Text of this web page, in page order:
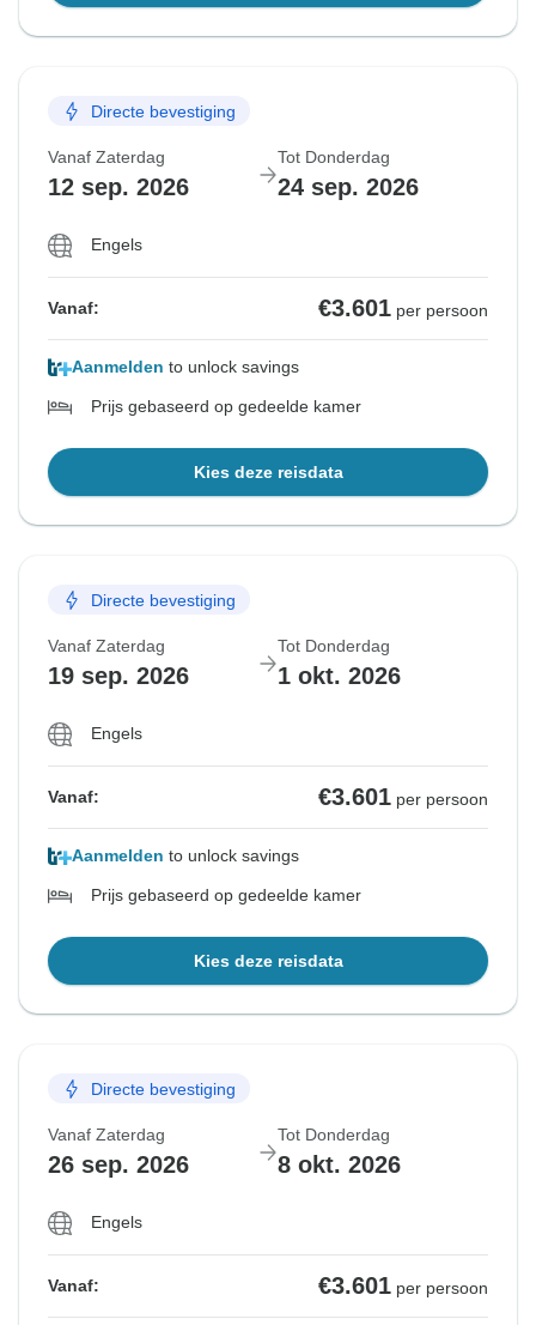
Directe bevestiging
Vanaf Zaterdag
12 sep. 2026
Tot Donderdag
24 sep. 2026
Engels
Vanaf: €3.601 per persoon
Aanmelden to unlock savings
Prijs gebaseerd op gedeelde kamer
Kies deze reisdata
Directe bevestiging
Vanaf Zaterdag
19 sep. 2026
Tot Donderdag
1 okt. 2026
Engels
Vanaf: €3.601 per persoon
Aanmelden to unlock savings
Prijs gebaseerd op gedeelde kamer
Kies deze reisdata
Directe bevestiging
Vanaf Zaterdag
26 sep. 2026
Tot Donderdag
8 okt. 2026
Engels
Vanaf: €3.601 per persoon